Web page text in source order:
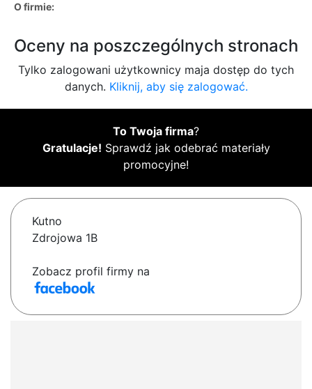
O firmie:
Oceny na poszczególnych stronach
Tylko zalogowani użytkownicy maja dostęp do tych
danych. Kliknij, aby się zalogować.
To Twoja firma?
Gratulacje! Sprawdź jak odebrać materiały
promocyjne!
Kutno
Zdrojowa 1B
Zobacz profil firmy na